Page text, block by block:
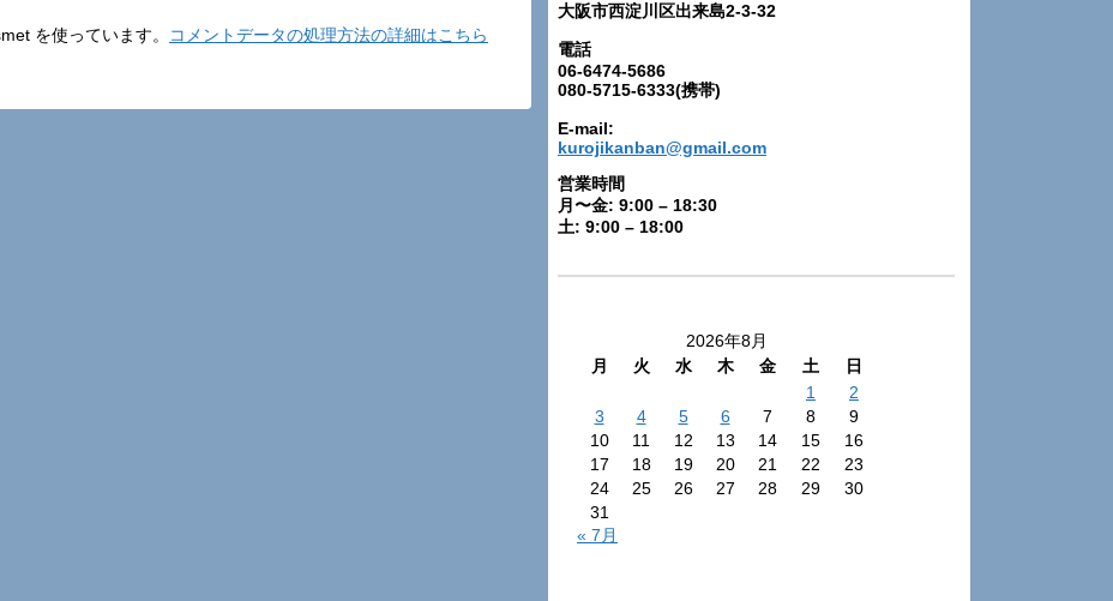
を使っています。
コメントデータの処理方法の詳細はこちら
大阪市西淀川区出来島2-3-32
電話
06-6474-5686
080-5715-6333(携帯)
E-mail:
kurojikanban@gmail.com
営業時間
月〜金: 9:00 – 18:30
土: 9:00 – 18:00
2026年8月
月
火 水 木 金 土
日
1
2
3
4 5 6 7 8
9
10
11 12 13 14 15
16
17
18 19 20 21 22
23
24
25 26 27 28 29
30
31
« 7月